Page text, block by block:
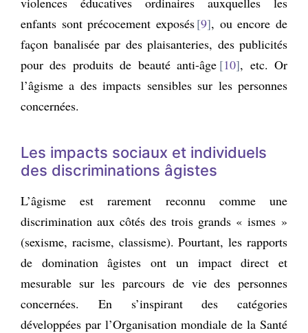
enfants sont précocement exposés 9 , ou encore de
façon banalisée par des plaisanteries, des publicités
pour des produits de beauté anti-âge 10 , etc. Or
l’âgisme a des impacts sensibles sur les personnes
concernées.
Les impacts sociaux et individuels
des discriminations âgistes
L’âgisme est rarement reconnu comme une
discrimination aux côtés des trois grands « ismes »
(sexisme, racisme, classisme). Pourtant, les rapports
de domination âgistes ont un impact direct et
mesurable sur les parcours de vie des personnes
concernées. En s’inspirant des catégories
développées par l’Organisation mondiale de la Santé